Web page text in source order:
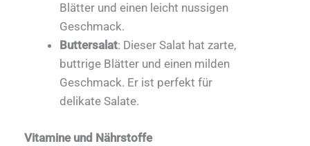
Blätter und einen leicht nussigen
Geschmack.
Buttersalat: Dieser Salat hat zarte,
buttrige Blätter und einen milden
Geschmack. Er ist perfekt für
delikate Salate.
Vitamine und Nährstoffe